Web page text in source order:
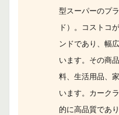
型スーパーのプ
ド）。
コストコ
ンドであり、幅
います。その商
料、生活用品、
います。カーク
的に高品質であ